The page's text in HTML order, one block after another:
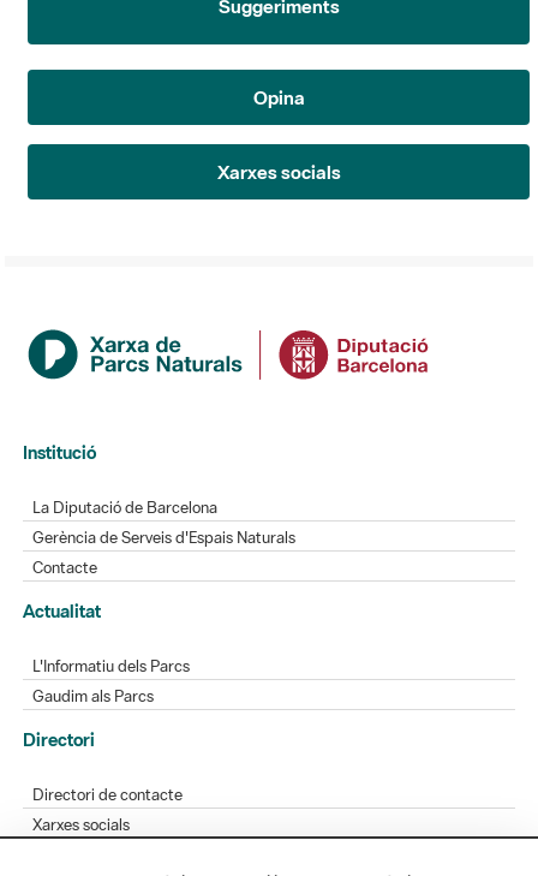
Suggeriments
Opina
Xarxes socials
Institució
La Diputació de Barcelona
Gerència de Serveis d'Espais Naturals
Contacte
Actualitat
L'Informatiu dels Parcs
Gaudim als Parcs
Directori
Directori de contacte
Xarxes socials